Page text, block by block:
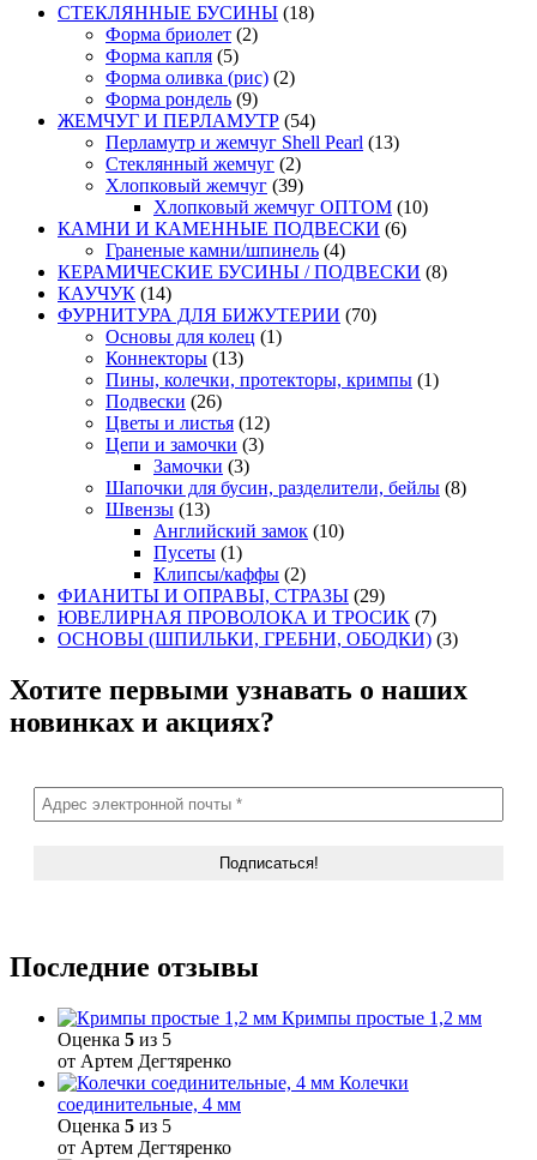
СТЕКЛЯННЫЕ БУСИНЫ (18)
Форма бриолет (2)
Форма капля (5)
Форма оливка (рис) (2)
Форма рондель (9)
ЖЕМЧУГ И ПЕРЛАМУТР (54)
Перламутр и жемчуг Shell Pearl (13)
Стеклянный жемчуг (2)
Хлопковый жемчуг (39)
Хлопковый жемчуг ОПТОМ (10)
КАМНИ И КАМЕННЫЕ ПОДВЕСКИ (6)
Граненые камни/шпинель (4)
КЕРАМИЧЕСКИЕ БУСИНЫ / ПОДВЕСКИ (8)
КАУЧУК (14)
ФУРНИТУРА ДЛЯ БИЖУТЕРИИ (70)
Основы для колец (1)
Коннекторы (13)
Пины, колечки, протекторы, кримпы (1)
Подвески (26)
Цветы и листья (12)
Цепи и замочки (3)
Замочки (3)
Шапочки для бусин, разделители, бейлы (8)
Швензы (13)
Английский замок (10)
Пусеты (1)
Клипсы/каффы (2)
ФИАНИТЫ И ОПРАВЫ, СТРАЗЫ (29)
ЮВЕЛИРНАЯ ПРОВОЛОКА И ТРОСИК (7)
ОСНОВЫ (ШПИЛЬКИ, ГРЕБНИ, ОБОДКИ) (3)
Хотите первыми узнавать о наших
новинках и акциях?
Последние отзывы
Кримпы простые 1,2 мм
Оценка 5 из 5
от Артем Дегтяренко
Колечки
соединительные, 4 мм
Оценка 5 из 5
от Артем Дегтяренко